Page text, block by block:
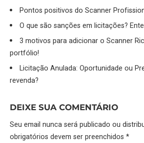
Pontos positivos do Scanner
O que são sanções em licitações?
3 motivos para adicionar o Scanner
portfólio!
Licitação Anulada: Oportunidade ou
revenda?
DEIXE SUA COMENTÁRIO
Seu email nunca será publicado ou
obrigatórios devem ser preenchidos *